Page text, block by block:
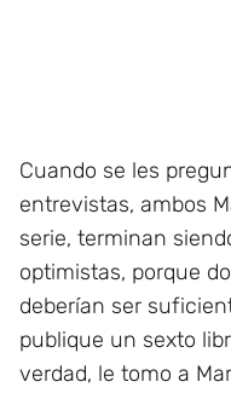
Cuando se les
entrevistas, ambos
serie, terminan
optimistas, porque
deberían ser
publique un sexto
verdad, le tomo a